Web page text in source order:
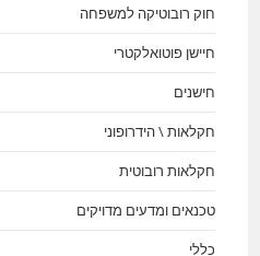
חוק רובוטיקה למשפחה
חיישן פוטואלקטרי
חישנים
חקלאות \ הידרופוני
חקלאות רובוטית
טכנאים ומדעים מדויקים
כללי